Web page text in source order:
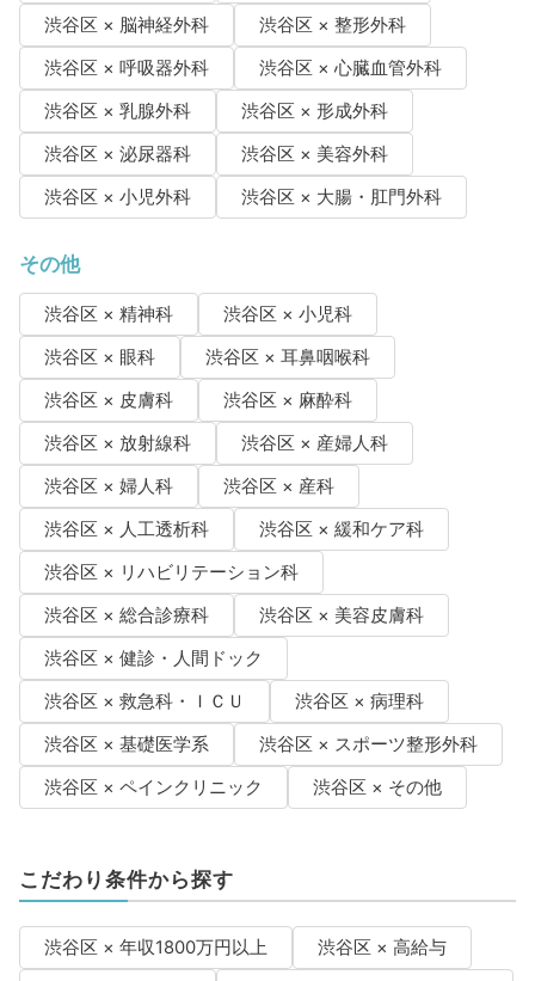
渋谷区 × 脳神経外科
渋谷区 × 整形外科
渋谷区 × 呼吸器外科
渋谷区 × 心臓血管外科
渋谷区 × 乳腺外科
渋谷区 × 形成外科
渋谷区 × 泌尿器科
渋谷区 × 美容外科
渋谷区 × 小児外科
渋谷区 × 大腸・肛門外科
その他
渋谷区 × 精神科
渋谷区 × 小児科
渋谷区 × 眼科
渋谷区 × 耳鼻咽喉科
渋谷区 × 皮膚科
渋谷区 × 麻酔科
渋谷区 × 放射線科
渋谷区 × 産婦人科
渋谷区 × 婦人科
渋谷区 × 産科
渋谷区 × 人工透析科
渋谷区 × 緩和ケア科
渋谷区 × リハビリテーション科
渋谷区 × 総合診療科
渋谷区 × 美容皮膚科
渋谷区 × 健診・人間ドック
渋谷区 × 救急科・ＩＣＵ
渋谷区 × 病理科
渋谷区 × 基礎医学系
渋谷区 × スポーツ整形外科
渋谷区 × ペインクリニック
渋谷区 × その他
こだわり条件から探す
渋谷区 × 年収1800万円以上
渋谷区 × 高給与